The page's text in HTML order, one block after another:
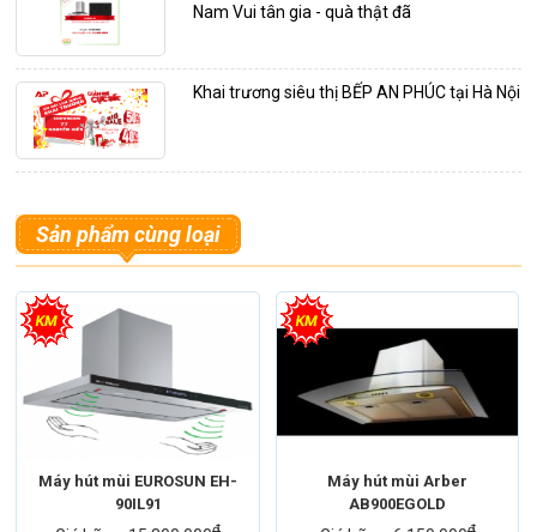
Nam Vui tân gia - quà thật đã
Khai trương siêu thị BẾP AN PHÚC tại Hà Nội
Sản phẩm cùng loại
Máy hút mùi EUROSUN EH-
90IL91
Máy hút mùi Arber
AB900EGOLD